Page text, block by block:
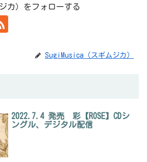
カ）をフォローする
SugiMusica（スギムジカ）
2022.7.4 発売 彩【ROSE】CDシ
ングル、デジタル配信